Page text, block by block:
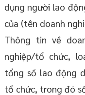
dụng người lao
của (tên doanh
Thông tin về
nghiệp/tổ chức,
tổng số lao động
tổ chức, trong đó